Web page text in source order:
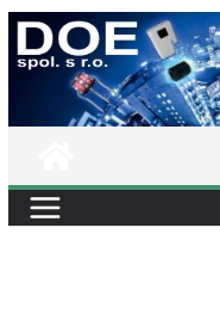
Přeskočit
na